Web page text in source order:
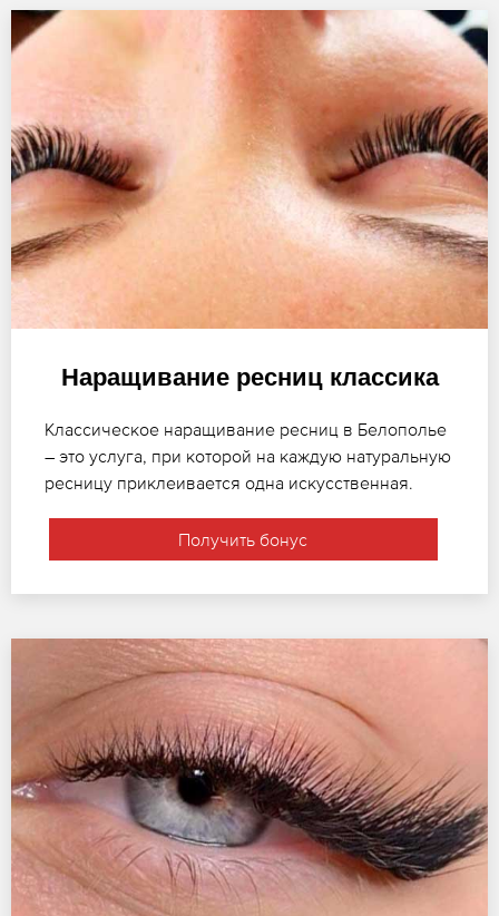
Наращивание ресниц классика
Классическое наращивание ресниц в Белополье
– это услуга, при которой на каждую натуральную
ресницу приклеивается одна искусственная.
Получить бонус